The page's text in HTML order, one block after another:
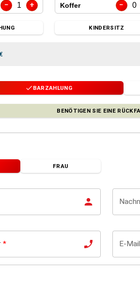
− 1 + Koffer − 0
KINDERSITZ
BARZAHLUNG
BENÖTIGEN SIE EINE
FRAU
* E-Mail